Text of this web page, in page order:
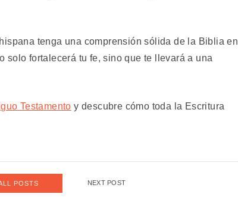
tenga una comprensión sólida de la Biblia en
solo fortalecerá tu fe, sino que te llevará a una
Testamento y descubre cómo toda la Escritura
POSTS NEXT POST